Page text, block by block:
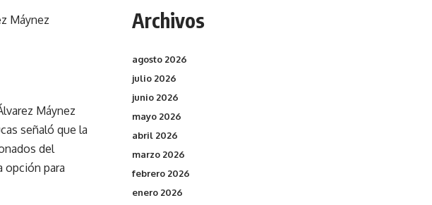
Máynez
Máynez
señaló que la
del
opción para
Archivos
agosto 2026
julio 2026
junio 2026
mayo 2026
abril 2026
marzo 2026
febrero 2026
enero 2026